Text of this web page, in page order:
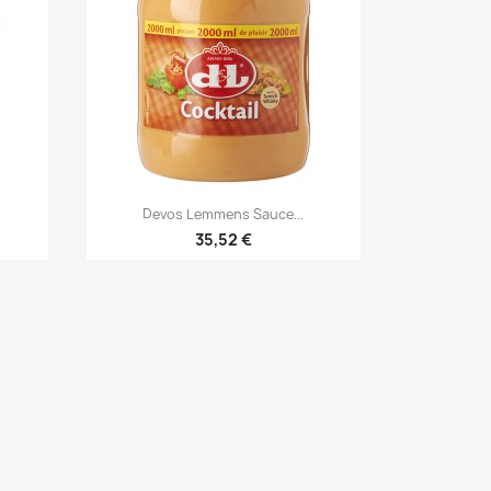
Γρήγορη προβολή
Devos Lemmens Sauce...
35,52 €